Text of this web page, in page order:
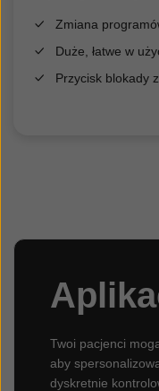
Zmiana
Duże, łatwe w
Przycisk blokady
Twoi pacjenci
aby
dyskretnie